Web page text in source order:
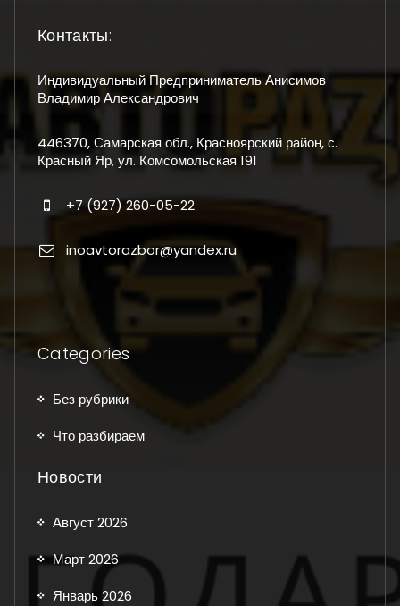
Контакты:
Индивидуальный Предприниматель Анисимов
Владимир Александрович
446370, Самарская обл., Красноярский район, с.
Красный Яр, ул. Комсомольская 191
+7 (927) 260-05-22
inoavtorazbor@yandex.ru
Categories
Без рубрики
Что разбираем
Новости
Август 2026
Март 2026
Январь 2026